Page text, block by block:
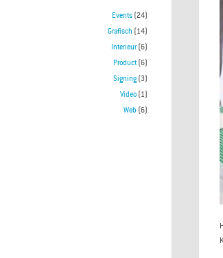
Events (24)
Grafisch (14)
Interieur(6)
Product (6)
Signing (3)
Video (1)
Web (6)